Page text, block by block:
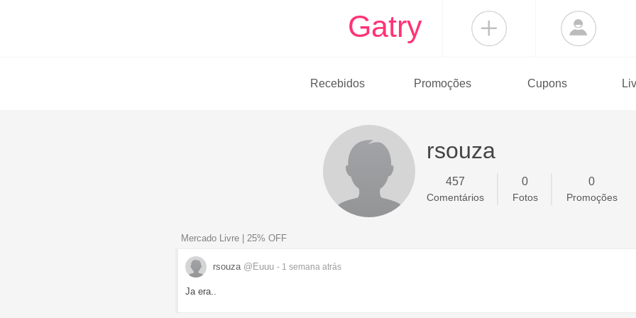
Gatry
Recebidos Promoções Cupons
rsouza
457
Comentários
0
Fotos
0
Promoções
Mercado Livre | 25% OFF
rsouza @Euuu - 1 semana atrás
Ja era..